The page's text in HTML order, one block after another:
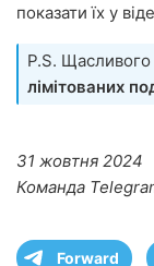
показати їх у
P.S.
лімітованих
31 жовтня 2024
Команда
Forward